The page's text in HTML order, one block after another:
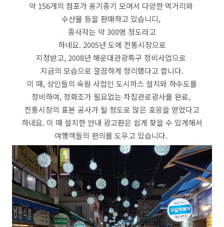
약 156개의 점포가 옹기종기 모여서 다양한 먹거리와
수산물 등을 판매하고 있습니디,
종사자는 약 300명 정도라고
하네요. 2005년 도에 전통시장으로
지정받고, 2008년 해운대관광특구 정비사업으로
지금의 모습으로 깔끔하게 정리했다고 합니다.
이 때, 상인들의 숙원 사업인 도시까스 설치와 하수도를
정비하여, 정화조가 필요없는 차집관로광사를 완료,
전통시장의 표본 공사가 될 정도로 많은 호응을 얻었다고
하네요. 이 때 설치한 안내 광고판은 쉽게 찾을 수 있게해서
여행객들의 편의를 도우고 있습니다.